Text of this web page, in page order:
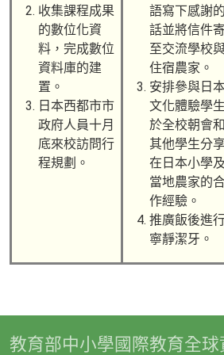
收集課程成果
的數位化資
料，完成數位
資料庫的建
置。
日本西都市市
政府人員十月
底來校訪問行
程規劃。
語寫下感謝的
話並將信件寄
至交流學校
住宿農家。
安排參與日
文化體驗學生
於全校朝會和
其他學生分
在日本小學及
當地農家的
作經驗。
推廣飯後進
寧靜潔牙。
教育部中小學國際教育全球